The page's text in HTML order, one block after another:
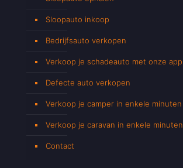
Sloopauto inkoop
Bedrijfsauto verkopen
Verkoop je schadeauto met onze app
Defecte auto verkopen
Verkoop je camper in enkele minuten
Verkoop je caravan in enkele minuten
Contact